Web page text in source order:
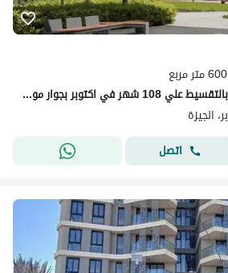
600 متر مربع
عمارة مميز متشطبة للبيع بالتقسيط علي 108 شهر في اكتوبر بجوار مول مصر
اتصل